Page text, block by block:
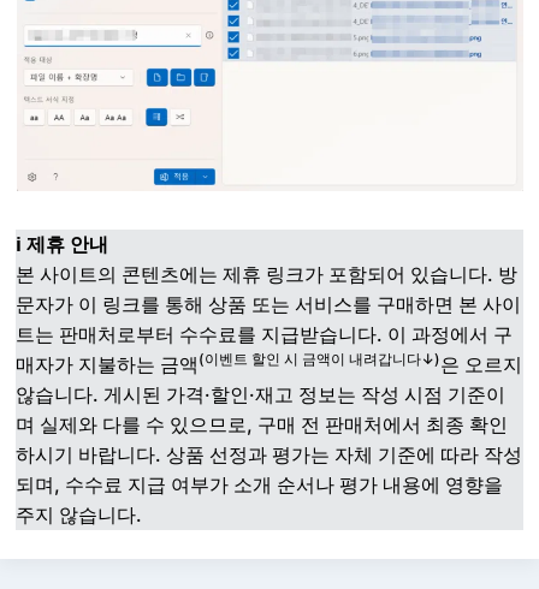
ℹ️ 제휴 안내
본 사이트의 콘텐츠에는 제휴 링크가 포함되어 있습니다. 방
문자가 이 링크를 통해 상품 또는 서비스를 구매하면 본 사이
트는 판매처로부터 수수료를 지급받습니다. 이 과정에서 구
매자가 지불하는 금액 (이벤트 할인 시 금액이 내려갑니다↓)은 오르지
않습니다. 게시된 가격·할인·재고 정보는 작성 시점 기준이
며 실제와 다를 수 있으므로, 구매 전 판매처에서 최종 확인
하시기 바랍니다. 상품 선정과 평가는 자체 기준에 따라 작성
되며, 수수료 지급 여부가 소개 순서나 평가 내용에 영향을
주지 않습니다.